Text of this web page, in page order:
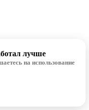
гр. №6
лучше
на использование